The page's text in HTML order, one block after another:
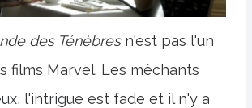
des Ténèbresn'est pas l'un
films Marvel. Les méchants
l'intrigue est fade et il n'y a